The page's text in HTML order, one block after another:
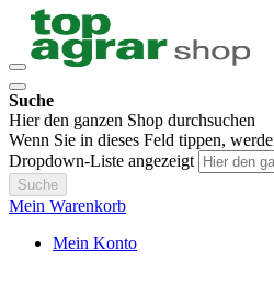
Suche
Hier den ganzen Shop durchsuchen
Wenn Sie in dieses Feld tippen,
Dropdown-Liste angezeigt
Suche
Mein Warenkorb
Mein Konto